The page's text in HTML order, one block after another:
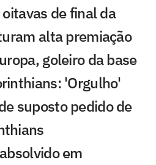
de final da
alta premiação
goleiro da base
'Orgulho'
suposto pedido de
em